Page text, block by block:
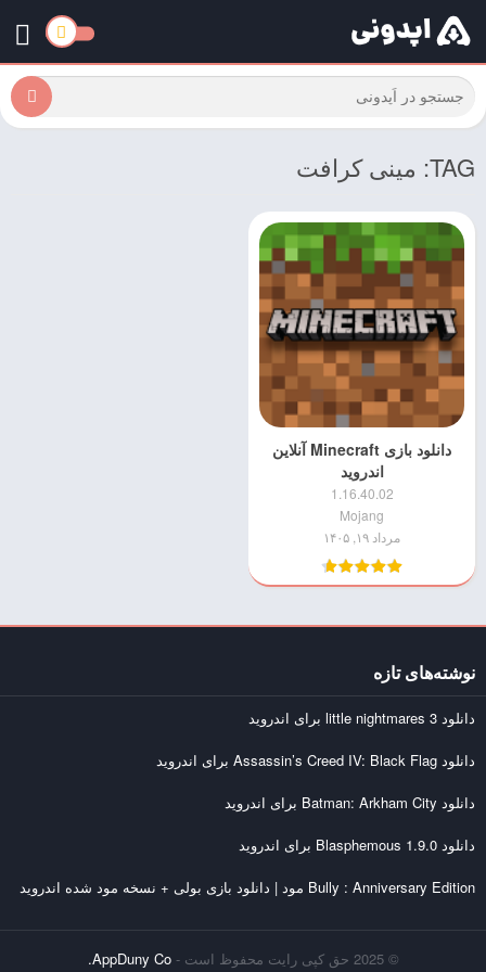
TAG: مینی کرافت
دانلود بازی Minecraft آنلاین
اندروید
1.16.40.02
Mojang
مرداد ۱۹, ۱۴۰۵
نوشته‌های تازه
دانلود little nightmares 3 برای اندروید
دانلود Assassin’s Creed IV: Black Flag برای اندروید
دانلود Batman: Arkham City برای اندروید
دانلود Blasphemous 1.9.0 برای اندروید
Bully : Anniversary Edition مود | دانلود بازی بولی + نسخه مود شده اندروید
© 2025 حق کپی رایت محفوظ است - AppDuny Co.